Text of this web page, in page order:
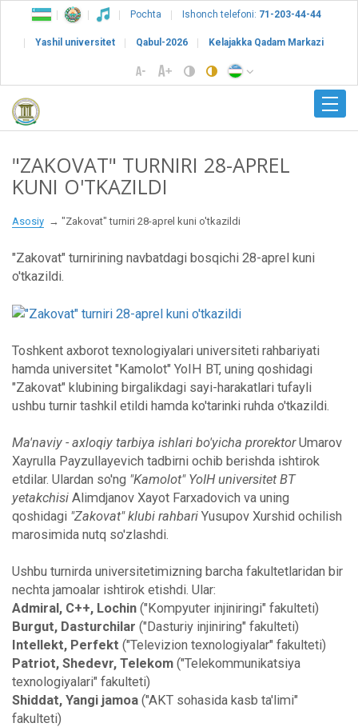
Pochta Ishonch telefoni: 71-203-44-44
Yashil universitet Qabul-2026 Kelajakka Qadam Markazi
"ZAKOVAT" TURNIRI 28-APREL
KUNI O'TKAZILDI
Asosiy "Zakovat" turniri 28-aprel kuni o'tkazildi
"Zakovat" turnirining navbatdagi bosqichi 28-aprel kuni
o'tkazildi.
Toshkent axborot texnologiyalari universiteti rahbariyati
hamda universitet "Kamolot" YoIH BT, uning qoshidagi
"Zakovat" klubining birgalikdagi sayi-harakatlari tufayli
ushbu turnir tashkil etildi hamda ko'tarinki ruhda o'tkazildi.
Ma'naviy - axloqiy tarbiya ishlari bo'yicha prorektorUmarov
Xayrulla Payzullayevich tadbirni ochib berishda ishtirok
etdilar. Ulardan so'ng "Kamolot" YoIH universitet BT
yetakchisi Alimdjanov Xayot Farxadovich va uning
qoshidagi "Zakovat" klubi rahbari Yusupov Xurshid ochilish
marosimida nutq so'zlashdi.
Ushbu turnirda universitetimizning barcha fakultetlaridan bir
nechta jamoalar ishtirok etishdi. Ular:
Admiral, C++, Lochin ("Kompyuter injiniringi" fakulteti)
Burgut, Dasturchilar ("Dasturiy injiniring" fakulteti)
Intellekt, Perfekt ("Televizion texnologiyalar" fakulteti)
Patriot, Shedevr, Telekom ("Telekommunikatsiya
texnologiyalari" fakulteti)
Shiddat, Yangi jamoa ("AKT sohasida kasb ta'limi"
fakulteti)